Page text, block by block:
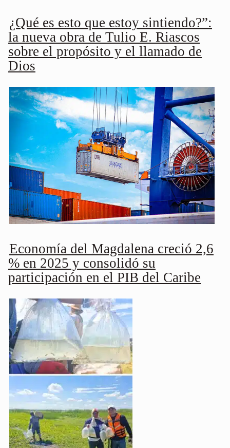
¿Qué es esto que estoy sintiendo?”:
la nueva obra de Tulio E. Riascos
sobre el propósito y el llamado de
Dios
Economía del Magdalena creció 2,6
% en 2025 y consolidó su
participación en el PIB del Caribe